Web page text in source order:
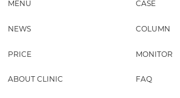
MENU CASE
NEWS COLUMN
PRICE MONITOR
ABOUT CLINIC FAQ